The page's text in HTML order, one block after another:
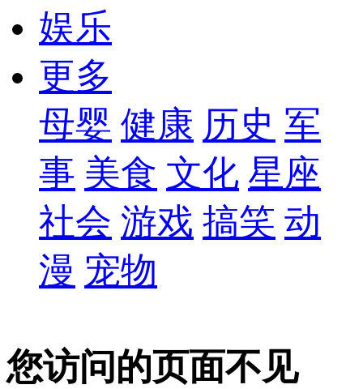
娱乐
更多
母婴 健康 历史 军
事 美食 文化 星座
社会 游戏 搞笑 动
漫 宠物
您访问的页面不见